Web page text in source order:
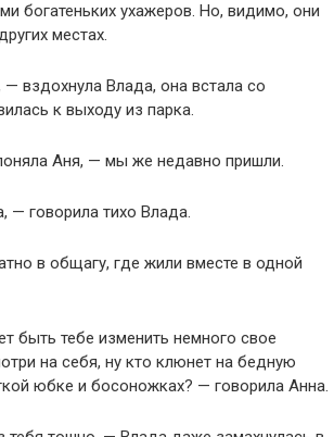
богатеньких ухажеров. Но, видимо, они
местах.
— вздохнула Влада, она встала со
к выходу из парка.
Аня, — мы же недавно пришли.
говорила тихо Влада.
в общагу, где жили вместе в одной
быть тебе изменить немного свое
на себя, ну кто клюнет на бедную
юбке и босоножках? — говорила Анна.